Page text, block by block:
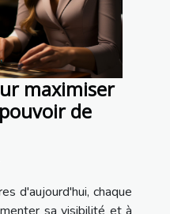
maximiser
de
d'aujourd'hui, chaque